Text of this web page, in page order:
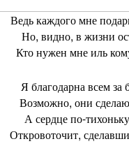
Ведь каждого мне
Но, видно, в жизни
Кто нужен мне иль
Я благодарна всем за
Возможно, они
А сердце по-
Откровоточит,